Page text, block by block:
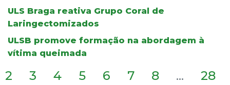
ULS Braga reativa Grupo Coral de
Laringectomizados
ULSB promove formação na abordagem à
vítima queimada
2 3 4 5 6 7 8 ... 28